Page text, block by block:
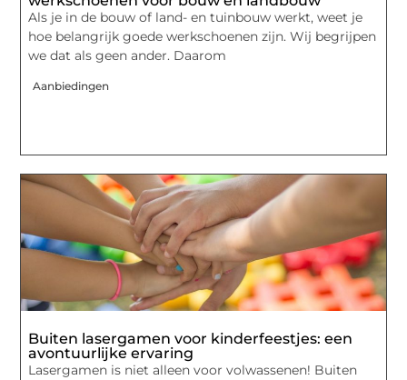
Als je in de bouw of land- en tuinbouw werkt, weet je
hoe belangrijk goede werkschoenen zijn. Wij begrijpen
we dat als geen ander. Daarom
Aanbiedingen
Buiten lasergamen voor kinderfeestjes: een
avontuurlijke ervaring
Lasergamen is niet alleen voor volwassenen! Buiten